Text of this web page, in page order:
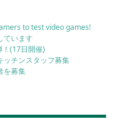
to test video games!
ています
！(17日開催)
ッチンスタッフ募集
を募集